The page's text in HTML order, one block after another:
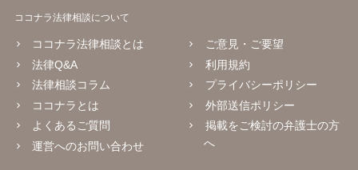
ココナラ法律相談について
ココナラ法律相談とは
法律Q&A
法律相談コラム
ココナラとは
よくあるご質問
運営へのお問い合わせ
ご意見・ご要望
利用規約
プライバシーポリシー
外部送信ポリシー
掲載をご検討の弁護士の方
へ